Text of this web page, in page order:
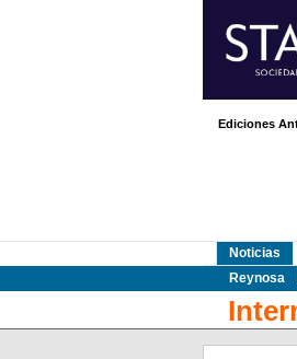
Ediciones
Noticias
Reynosa